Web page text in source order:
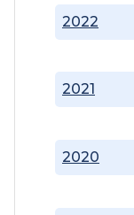
2020
2021
2022